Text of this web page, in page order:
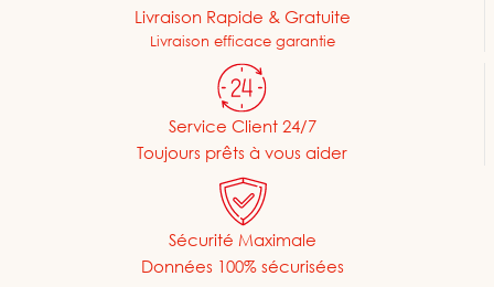
Livraison Rapide & Gratuite
Livraison efficace garantie
Service Client 24/7
Toujours prêts à vous aider
Sécurité Maximale
Données 100% sécurisées